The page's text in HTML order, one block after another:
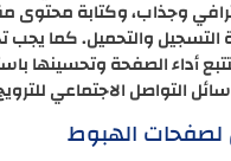
وجذاب، وكتابة محتوى
والتحميل. كما
أداء الصفحة وتحسينها
التواصل الاجتماعي
لصفحات الهبوط